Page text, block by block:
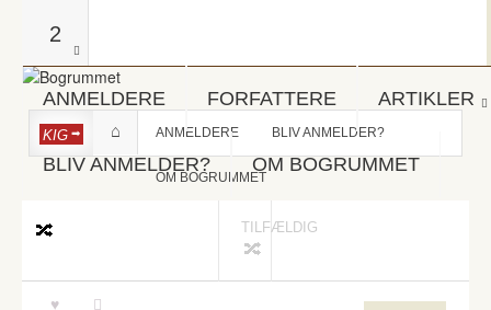
2
ANMELDERE FORFATTERE ARTIKLER
BLIV ANMELDER? OM BOGRUMMET
KIG ANMELDERE BLIV ANMELDER?
OM BOGRUMMET
TILFÆLDIG